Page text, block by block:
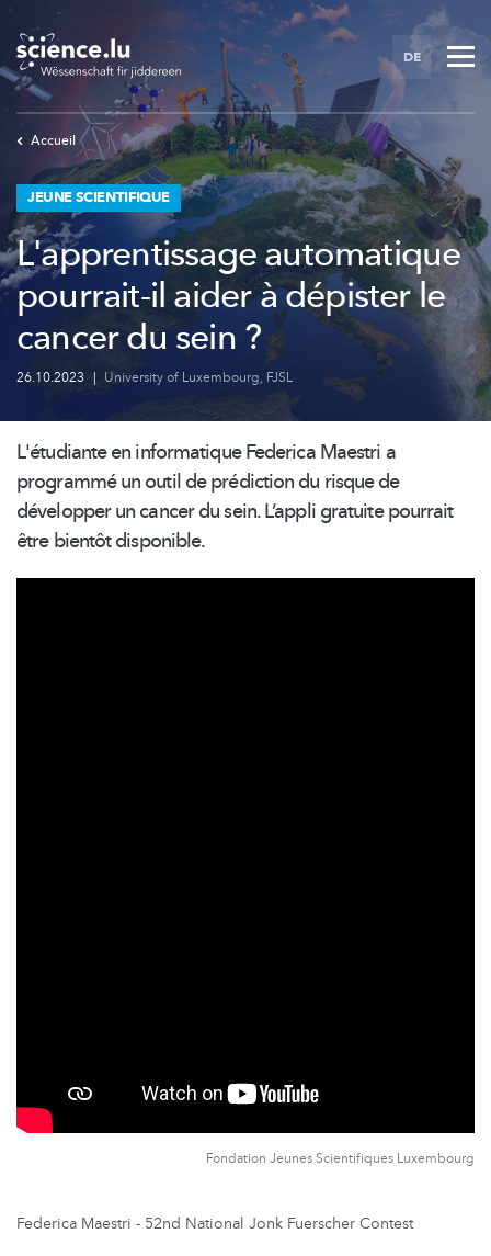
Skip
main
content
DE
Accueil
JEUNE SCIENTIFIQUE
L'apprentissage automatique
pourrait-il aider à dépister le
cancer du sein ?
26.10.2023 | University of Luxembourg, FJSL
L'étudiante en informatique Federica Maestri a
programmé un outil de prédiction du risque de
développer un cancer du sein. L’appli gratuite pourrait
être bientôt disponible.
Fondation Jeunes Scientifiques Luxembourg
Federica Maestri - 52nd National Jonk Fuerscher Contest